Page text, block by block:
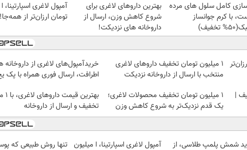
کامل سلول های مرده
با کرم جوانساز
تخفیف)
بهترین داروهای لاغری برای
شروع کاهش وزن، ارسال از
داروخانه های نزدیکت!
آمپول لاغری اسپارتینا،
تومان ارزان‌تر از همه‌جا!
ارزان‌تر
۱ میلیون تومان تخفیف داروهای لاغری
منتخب با ارسال از داروخانه نزدیکت
خریدآمپول‌های لاغری از داروخانه
اطرافت، ارسال فوری همراه با پک
|
۱ میلیون تومان تخفیف محصولات لاغری؛
یک قدم نزدیک‌تر به شروع کاهش وزن
تخفیف و ارسال از داروخانه‌
شمش پلمپ طلاسی، از
آمپول لاغری اسپارتینا، ا میلیون تنها روش طبیعی که